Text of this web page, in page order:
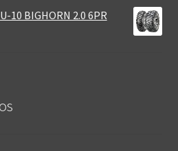
10 BIGHORN 2.0 6PR